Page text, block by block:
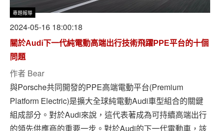
專題報導
2024-05-16 18:00:18
關於Audi下一代純電動高端出行技術飛躍PPE平台的十個
問題
作者 Bear
與Porsche共同開發的PPE高端電動平台(Premium
Platform Electric)是擴大全球純電動Audi車型組合的關鍵
組成部分。對於Audi來說，這代表著成為可持續高端出行
的領先供應商的重要一步。對於Audi的下一代電動車，該